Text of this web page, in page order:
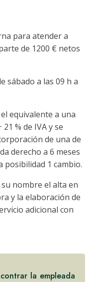
para atender a
de 1200 € netos
sábado a las 09 h a
equivalente a una
% de IVA y se
de una de
derecho a 6 meses
posibilidad 1 cambio.
nombre el alta en
y la elaboración de
adicional con
la empleada